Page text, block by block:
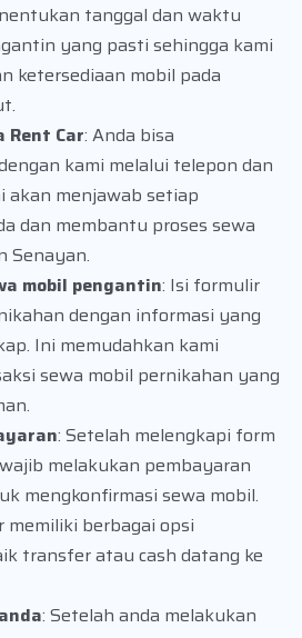
tanggal dan waktu
yang pasti sehingga kami
ketersediaan mobil pada
Rent Car: Anda bisa
kami melalui telepon dan
akan menjawab setiap
dan membantu proses sewa
Senayan.
mobil pengantin: Isi formulir
dengan informasi yang
Ini memudahkan kami
sewa mobil pernikahan yang
: Setelah melengkapi form
melakukan pembayaran
mengkonfirmasi sewa mobil.
memiliki berbagai opsi
transfer atau cash datang ke
: Setelah anda melakukan